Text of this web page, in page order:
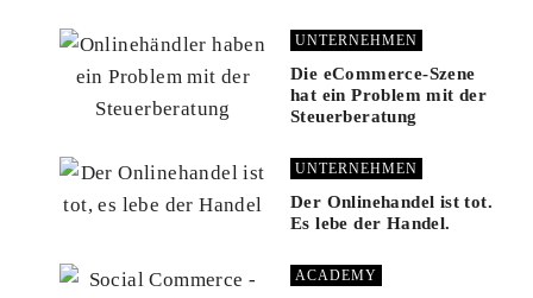
UNTERNEHMEN
Die eCommerce-Szene
hat ein Problem mit der
Steuerberatung
UNTERNEHMEN
Der Onlinehandel ist tot.
Es lebe der Handel.
ACADEMY